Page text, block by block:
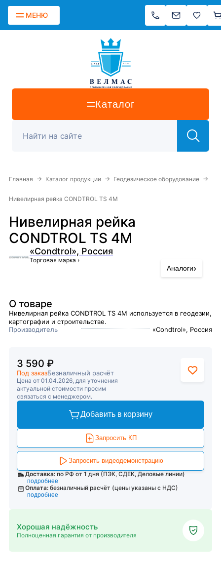
МЕНЮ
Каталог
Главная → Каталог продукции → Геодезическое оборудование →
Нивелирная рейка CONDTROL TS 4M
Нивелирная рейка
CONDTROL TS 4M
«Condtrol», Россия
Торговая марка ›
Аналоги›
О товаре
Нивелирная рейка CONDTROL TS 4M используется в геодезии,
картографии и строительстве.
Производитель
«Condtrol», Россия
3 590 ₽
Под заказБезналичный расчёт
Цена от 01.04.2026, для уточнения
актуальной стоимости просим
связаться с менеджером.
Добавить в корзину
Запросить КП
Запросить видеодемонстрацию
Доставка: по РФ от 1 дня (ПЭК, СДЕК, Деловые линии)
подробнее
Оплата: безналичный расчёт (цены указаны с НДС)
подробнее
Хорошая надёжность
Полноценная гарантия от производителя